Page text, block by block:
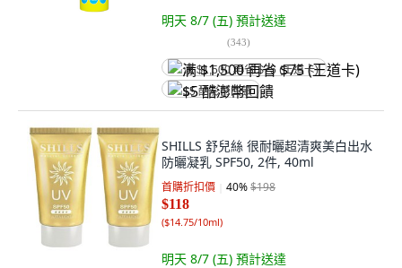
明天 8/7 (五) 預計送達
(343)
满 $1,500 再省 $75 (王道卡)
$5 酷澎幣回饋
SHILLS 舒兒絲 很耐曬超清爽美白出水
防曬凝乳 SPF50, 2件, 40ml
首購折扣價 40%$198
$118
($14.75/10ml)
明天 8/7 (五) 預計送達